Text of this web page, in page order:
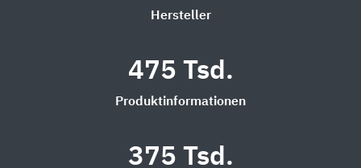
Hersteller
475 Tsd.
Produktinformationen
375 Tsd.